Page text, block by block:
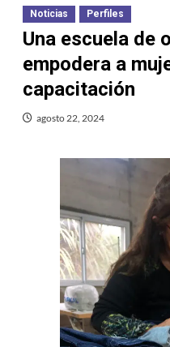
Noticias Perfiles
Una escuela de
empodera a
capacitación
agosto 22, 2024